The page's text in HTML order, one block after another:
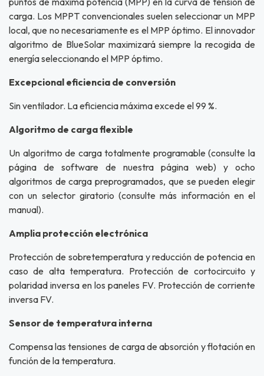
carga. Los MPPT convencionales suelen seleccionar un MPP
local, que no necesariamente es el MPP óptimo. El innovador
algoritmo de BlueSolar maximizará siempre la recogida de
energía seleccionando el MPP óptimo.
Excepcional eficiencia de conversión
Sin ventilador. La eficiencia máxima excede el 99 %.
Algoritmo de carga flexible
Un algoritmo de carga totalmente programable (consulte la
página de software de nuestra página web) y ocho
algoritmos de carga preprogramados, que se pueden elegir
con un selector giratorio (consulte más información en el
manual).
Amplia protección electrónica
Protección de sobretemperatura y reducción de potencia en
caso de alta temperatura. Protección de cortocircuito y
polaridad inversa en los paneles FV. Protección de corriente
inversa FV.
Sensor de temperatura interna
Compensa las tensiones de carga de absorción y flotación en
función de la temperatura.